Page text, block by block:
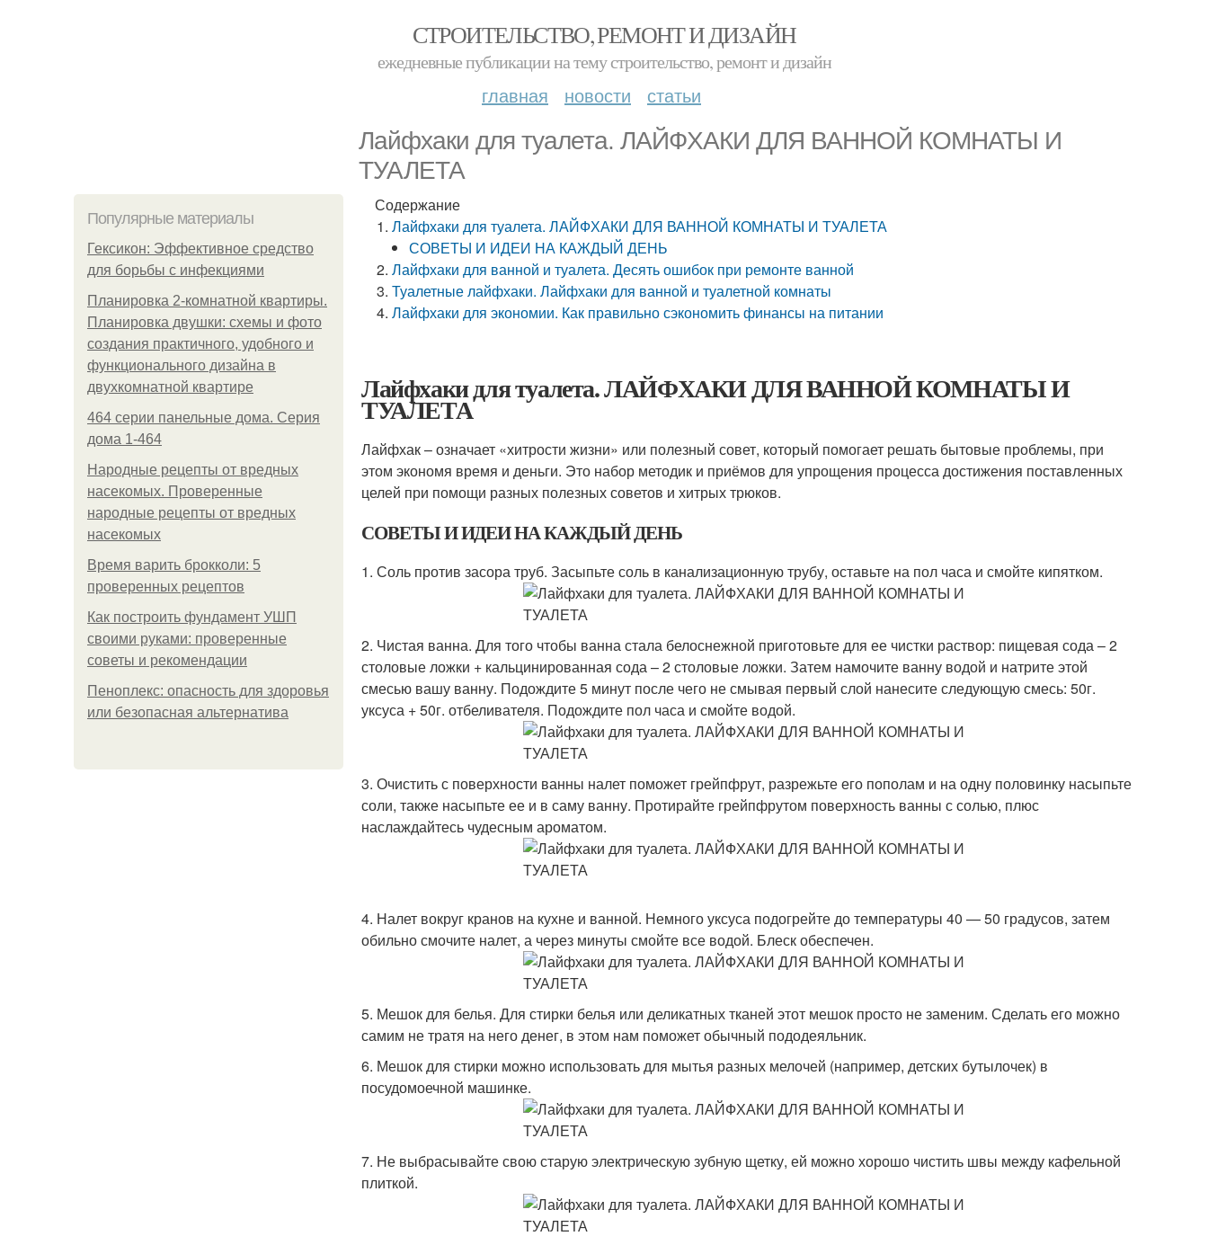
СТРОИТЕЛЬСТВО, РЕМОНТ И ДИЗАЙН
ежедневные публикации на тему строительство, ремонт и дизайн
главная новости статьи
Лайфхаки для туалета. ЛАЙФХАКИ ДЛЯ ВАННОЙ КОМНАТЫ И
ТУАЛЕТА
Популярные материалы
Гексикон: Эффективное средство
для борьбы с инфекциями
Планировка 2-комнатной квартиры.
Планировка двушки: схемы и фото
создания практичного, удобного и
функционального дизайна в
двухкомнатной квартире
464 серии панельные дома. Серия
дома 1-464
Народные рецепты от вредных
насекомых. Проверенные
народные рецепты от вредных
насекомых
Время варить брокколи: 5
проверенных рецептов
Как построить фундамент УШП
своими руками: проверенные
советы и рекомендации
Пеноплекс: опасность для здоровья
или безопасная альтернатива
Содержание
Лайфхаки для туалета. ЛАЙФХАКИ ДЛЯ ВАННОЙ КОМНАТЫ И ТУАЛЕТА
СОВЕТЫ И ИДЕИ НА КАЖДЫЙ ДЕНЬ
Лайфхаки для ванной и туалета. Десять ошибок при ремонте ванной
Туалетные лайфхаки. Лайфхаки для ванной и туалетной комнаты
Лайфхаки для экономии. Как правильно сэкономить финансы на питании
Лайфхаки для туалета. ЛАЙФХАКИ ДЛЯ ВАННОЙ КОМНАТЫ И
ТУАЛЕТА
Лайфхак – означает «хитрости жизни» или полезный совет, который помогает решать бытовые проблемы, при
этом экономя время и деньги. Это набор методик и приёмов для упрощения процесса достижения поставленных
целей при помощи разных полезных советов и хитрых трюков.
СОВЕТЫ И ИДЕИ НА КАЖДЫЙ ДЕНЬ
1. Соль против засора труб. Засыпьте соль в канализационную трубу, оставьте на пол часа и смойте кипятком.
2. Чистая ванна. Для того чтобы ванна стала белоснежной приготовьте для ее чистки раствор: пищевая сода – 2
столовые ложки + кальцинированная сода – 2 столовые ложки. Затем намочите ванну водой и натрите этой
смесью вашу ванну. Подождите 5 минут после чего не смывая первый слой нанесите следующую смесь: 50г.
уксуса + 50г. отбеливателя. Подождите пол часа и смойте водой.
3. Очистить с поверхности ванны налет поможет грейпфрут, разрежьте его пополам и на одну половинку насыпьте
соли, также насыпьте ее и в саму ванну. Протирайте грейпфрутом поверхность ванны с солью, плюс
наслаждайтесь чудесным ароматом.
4. Налет вокруг кранов на кухне и ванной. Немного уксуса подогрейте до температуры 40 — 50 градусов, затем
обильно смочите налет, а через минуты смойте все водой. Блеск обеспечен.
5. Мешок для белья. Для стирки белья или деликатных тканей этот мешок просто не заменим. Сделать его можно
самим не тратя на него денег, в этом нам поможет обычный пододеяльник.
6. Мешок для стирки можно использовать для мытья разных мелочей (например, детских бутылочек) в
посудомоечной машинке.
7. Не выбрасывайте свою старую электрическую зубную щетку, ей можно хорошо чистить швы между кафельной
плиткой.